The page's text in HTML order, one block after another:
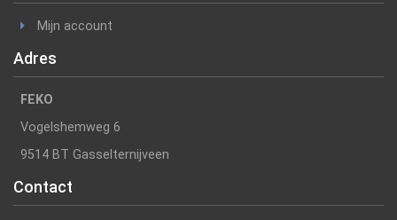
Mijn account
Adres
FEKO
Vogelshemweg 6
9514 BT Gasselternijveen
Contact